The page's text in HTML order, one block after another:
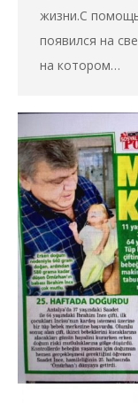
жизни.С
появился на
на котором…